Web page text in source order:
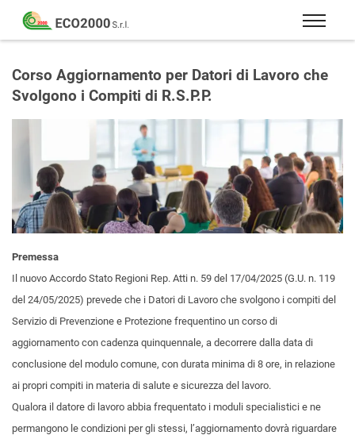
Eco
2000
Formazione
consulenza
per
la
lavoro
–
D.Lgs
Corso Aggiornamento per Datori di Lavoro che
Svolgono i Compiti di R.S.P.P.
Premessa
Il nuovo Accordo Stato Regioni Rep. Atti n. 59 del 17/04/2025 (G.U. n. 119
del 24/05/2025) prevede che i Datori di Lavoro che svolgono i compiti del
Servizio di Prevenzione e Protezione frequentino un corso di
aggiornamento con cadenza quinquennale, a decorrere dalla data di
conclusione del modulo comune, con durata minima di 8 ore, in relazione
ai propri compiti in materia di salute e sicurezza del lavoro.
Qualora il datore di lavoro abbia frequentato i moduli specialistici e ne
permangono le condizioni per gli stessi, l’aggiornamento dovrà riguardare